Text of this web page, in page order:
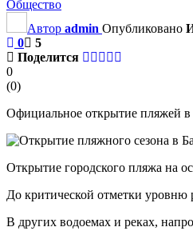
Общество
Автор admin Опубликовано
0
5
Поделится
0
(0)
Официальное открытие пляжей в
Открытие городского пляжа на
До критической отметки уровню
В других водоемах и реках,